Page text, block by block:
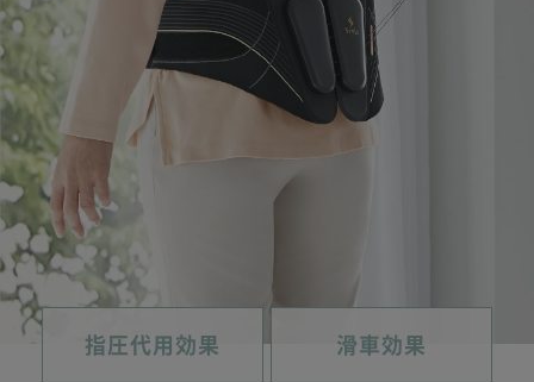
指圧代用効果 滑車効果